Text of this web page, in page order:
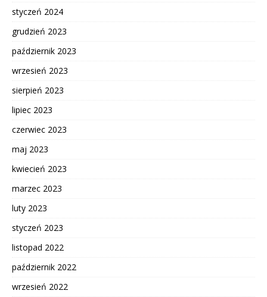
styczeń 2024
grudzień 2023
październik 2023
wrzesień 2023
sierpień 2023
lipiec 2023
czerwiec 2023
maj 2023
kwiecień 2023
marzec 2023
luty 2023
styczeń 2023
listopad 2022
październik 2022
wrzesień 2022